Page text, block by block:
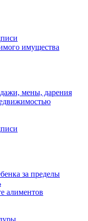
имущества
мены, дарения
за пределы
алиментов